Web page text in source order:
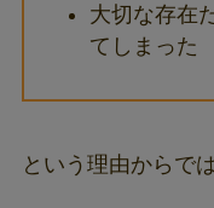
大切な存在
てしまった
という理由からで